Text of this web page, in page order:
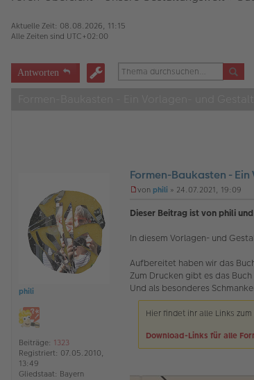
Aktuelle Zeit: 08.08.2026, 11:15
Alle Zeiten sind UTC+02:00
Antworten
phili
Beiträge: 1323
Registriert: 07.05.2010,
13:49
Gliedstaat: Bayern
Formen-Baukasten -
n
g
s
n
e
r
von phili » 24.07.2021, 19:09
Dieser Beitrag ist von phili
In diesem Vorlagen- und
Aufbereitet haben wir das
Zum Drucken gibt es das
Und als besonderes
Hier findet ihr alle Links
Download-Links für alle